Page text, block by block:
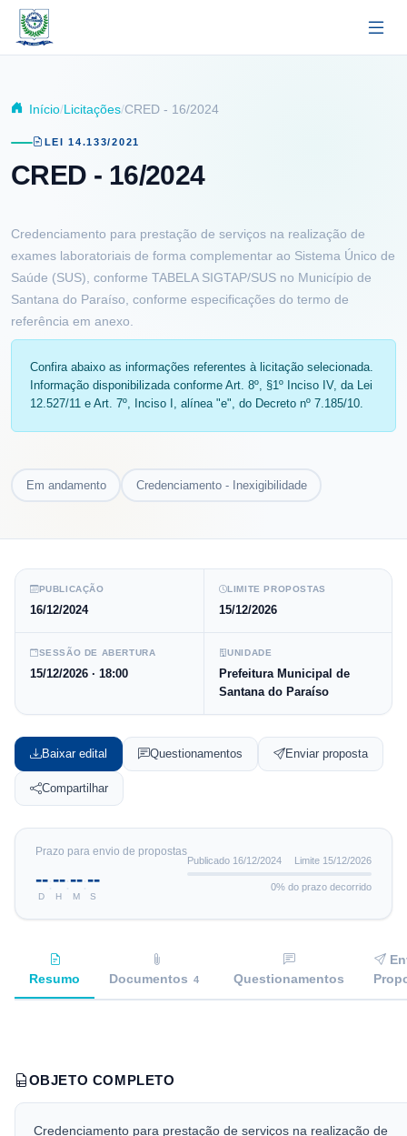
Pular para o conteúdo principal
Início Licitações CRED - 16/2024
LEI 14.133/2021
CRED - 16/2024
Em andamento Credenciamento - Inexigibilidade
Credenciamento para prestação de serviços na realização de
exames laboratoriais de forma complementar ao Sistema Único de
Saúde (SUS), conforme TABELA SIGTAP/SUS no Município de
Santana do Paraíso, conforme especificações do termo de
referência em anexo.
Confira abaixo as informações referentes à licitação selecionada.
Informação disponibilizada conforme Art. 8º, §1º Inciso IV, da Lei
12.527/11 e Art. 7º, Inciso I, alínea "e", do Decreto nº 7.185/10.
PUBLICAÇÃO
16/12/2024
LIMITE PROPOSTAS
15/12/2026
SESSÃO DE ABERTURA
15/12/2026 · 18:00
UNIDADE
Prefeitura Municipal de
Santana do Paraíso
Baixar edital Questionamentos Enviar proposta
Compartilhar
Prazo para envio de propostas
--
D
--
H
--
M
--
S
Publicado 16/12/2024 Limite 15/12/2026
0% do prazo decorrido
Resumo Documentos 4 Questionamentos
OBJETO COMPLETO
Credenciamento para prestação de serviços na realização de